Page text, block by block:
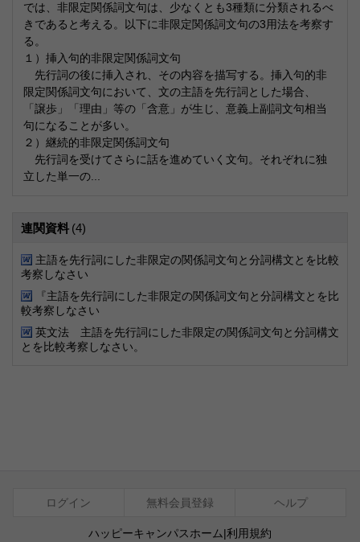
では、非限定関係詞文句は、少なくとも3種類に分類されるべ
きであると考える。以下に非限定関係詞文句の3用法を考察す
る。
１）挿入句的非限定関係詞文句
先行詞の後に挿入され、その内容を描写する。挿入句的非
限定関係詞文句において、文の主語を先行詞とした場合、
「譲歩」「理由」等の「含意」が生じ、意義上副詞文句相当
句になることが多い。
２）継続的非限定関係詞文句
先行詞を受けてさらに話を進めていく文句。それぞれに独
立した単一の...
連関資料 (4)
主語を先行詞にした非限定の関係詞文句と分詞構文とを比較
考察しなさい
『主語を先行詞にした非限定の関係詞文句と分詞構文とを比
較考察しなさい
英文法 主語を先行詞にした非限定の関係詞文句と分詞構文
とを比較考察しなさい。
ログイン 無料会員登録 ヘルプ
ハッピーキャンパスホーム|利用規約